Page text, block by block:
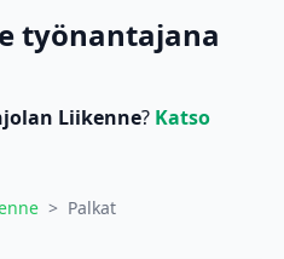
työnantajana
Liikenne? Katso
> Palkat